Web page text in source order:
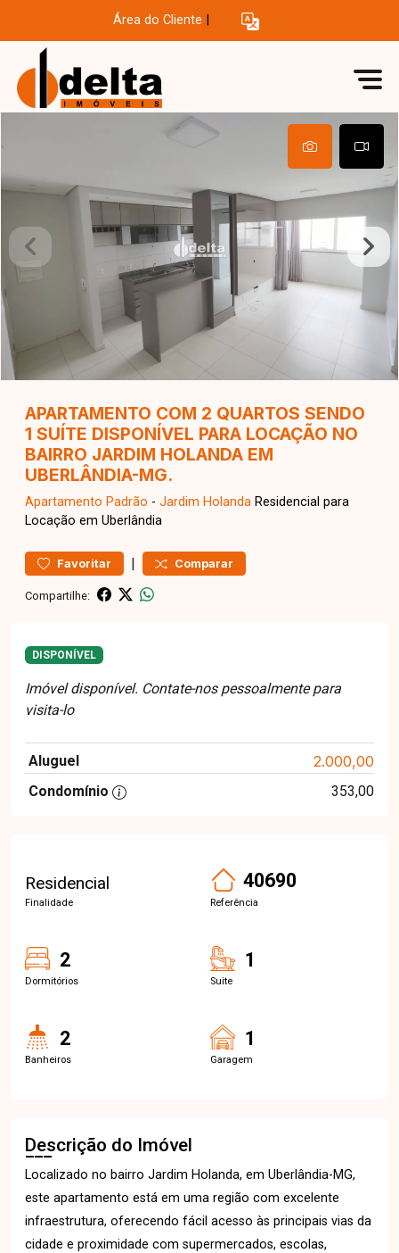
Área do Cliente
APARTAMENTO COM 2 QUARTOS SENDO
1 SUÍTE DISPONÍVEL PARA LOCAÇÃO NO
BAIRRO JARDIM HOLANDA EM
UBERLÂNDIA-MG.
Apartamento Padrão - Jardim Holanda Residencial para
Locação em Uberlândia
Favoritar | Comparar
Compartilhe:
DISPONÍVEL
Imóvel disponível. Contate-nos pessoalmente para
visita-lo
Aluguel 2.000,00
Condomínio 353,00
Residencial
Finalidade
40690
Referência
2
Dormitórios
1
Suite
2
Banheiros
1
Garagem
Descrição do Imóvel
Localizado no bairro Jardim Holanda, em Uberlândia-MG,
este apartamento está em uma região com excelente
infraestrutura, oferecendo fácil acesso às principais vias da
cidade e proximidade com supermercados, escolas,